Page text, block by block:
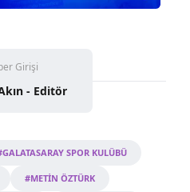
Girişi
- Editör
SPOR KULÜBÜ
#METİN ÖZTÜRK